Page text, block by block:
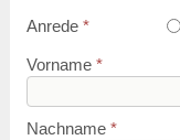
Anrede *
Vorname *
Nachname *